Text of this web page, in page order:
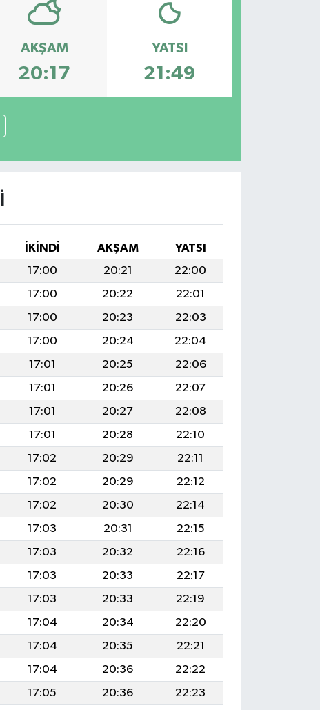
AKŞAM
20:17
YATSI
21:49
İKINDI AKŞAM
YATSI
17:00 20:21
22:00
17:00 20:22
22:01
17:00 20:23
22:03
17:00 20:24
22:04
17:01 20:25
22:06
17:01 20:26
22:07
17:01 20:27
22:08
17:01 20:28
22:10
17:02 20:29
22:11
17:02 20:29
22:12
17:02 20:30
22:14
17:03 20:31
22:15
17:03 20:32
22:16
17:03 20:33
22:17
17:03 20:33
22:19
17:04 20:34
22:20
17:04 20:35
22:21
17:04 20:36
22:22
17:05 20:36
22:23